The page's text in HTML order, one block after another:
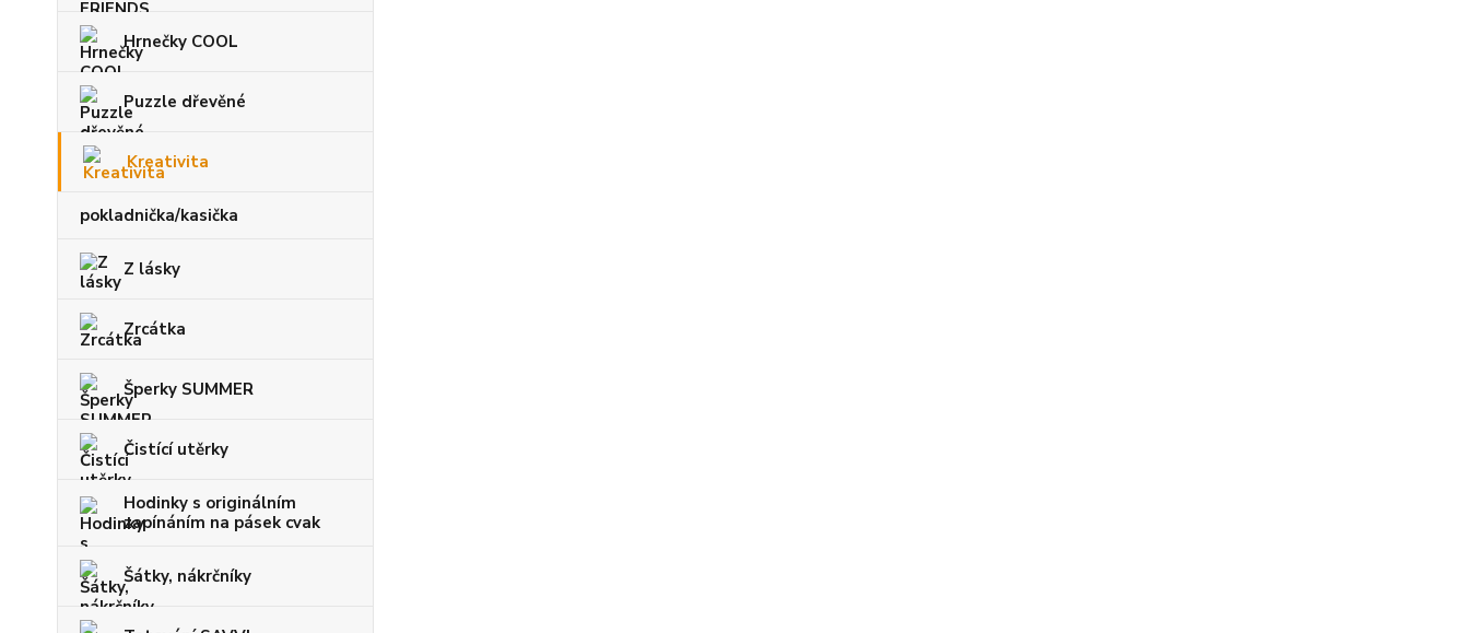
Hrnečky COOL
Puzzle dřevěné
Kreativita
pokladnička/kasička
Z lásky
Zrcátka
Šperky SUMMER
Čistící utěrky
Hodinky s originálním
zapínáním na pásek cvak
Šátky, nákrčníky